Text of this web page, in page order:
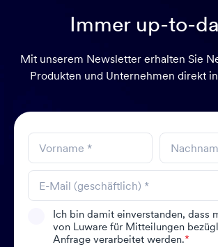
Immer up-to-
Mit unserem Newsletter erhalten Sie
Produkten und Unternehmen direkt
Ich bin damit einverstanden, dass
von Luware für Mitteilungen
Anfrage verarbeitet werden.*